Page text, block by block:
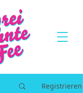
Registrieren